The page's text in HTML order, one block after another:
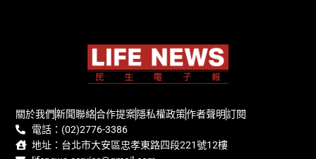
關於我們新聞聯絡合作提案隱私權政策作者聲明訂閱
電話：(02)2776-3386
地址：台北市大安區忠孝東路四段221號12樓